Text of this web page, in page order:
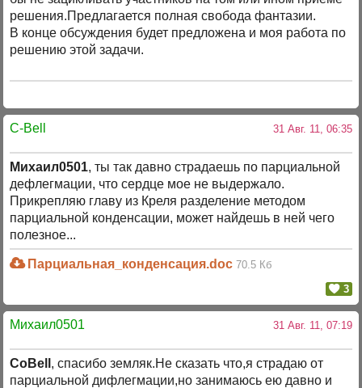
решения.Предлагается полная свобода фантазии.
В конце обсуждения будет предложена и моя работа по
решению этой задачи.
C-Bell 31 Авг. 11, 06:35
Михаил0501, ты так давно страдаешь по парциальной
дефлегмации, что сердце мое не выдержало.
Прикрепляю главу из Креля разделение методом
парциальной конденсации, может найдешь в ней чего
полезное...
Парциальная_конденсация.doc 70.5 Кб
3
Михаил0501 31 Авг. 11, 07:19
CoBell , спасибо земляк.Не сказать что,я страдаю от
парциальной дифлегмации,но занимаюсь ею давно и